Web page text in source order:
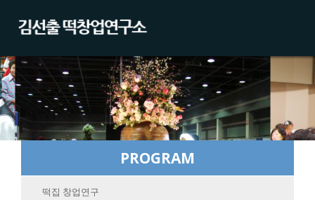
PROGRAM
떡집 창업연구